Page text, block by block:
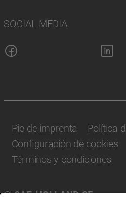
SOCIAL MEDIA
© SAF-HOLLAND SE
Pie de imprenta
Política
Configuración de cookies
Términos y condiciones